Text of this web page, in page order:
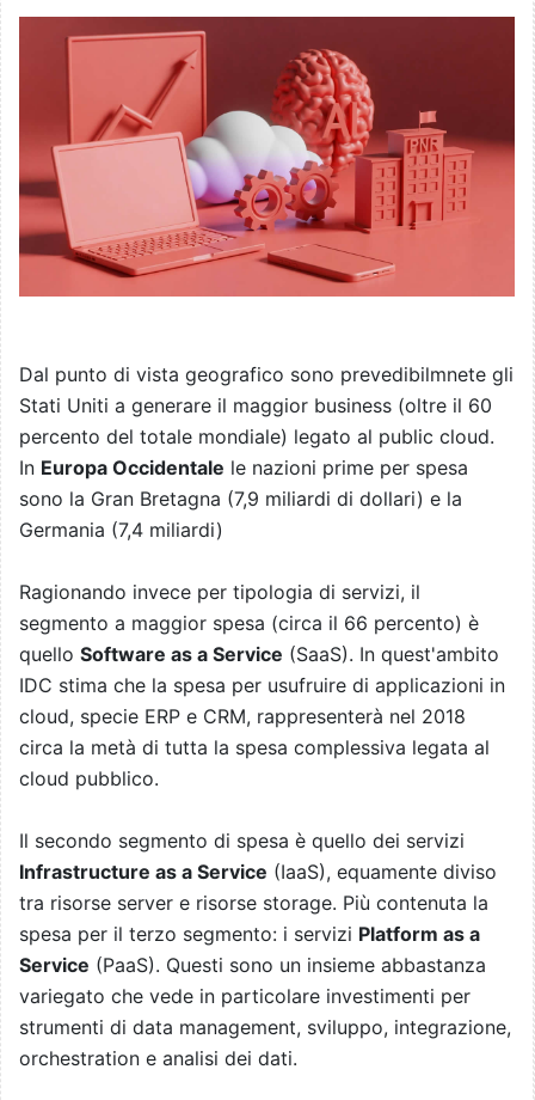
Dal punto di vista geografico sono prevedibilmnete gli
Stati Uniti a generare il maggior business (oltre il 60
percento del totale mondiale) legato al public cloud.
In Europa Occidentale le nazioni prime per spesa
sono la Gran Bretagna (7,9 miliardi di dollari) e la
Germania (7,4 miliardi)
Ragionando invece per tipologia di servizi, il
segmento a maggior spesa (circa il 66 percento) è
quello Software as a Service (SaaS). In quest'ambito
IDC stima che la spesa per usufruire di applicazioni in
cloud, specie ERP e CRM, rappresenterà nel 2018
circa la metà di tutta la spesa complessiva legata al
cloud pubblico.
Il secondo segmento di spesa è quello dei servizi
Infrastructure as a Service (IaaS), equamente diviso
tra risorse server e risorse storage. Più contenuta la
spesa per il terzo segmento: i servizi Platform as a
Service (PaaS). Questi sono un insieme abbastanza
variegato che vede in particolare investimenti per
strumenti di data management, sviluppo, integrazione,
orchestration e analisi dei dati.